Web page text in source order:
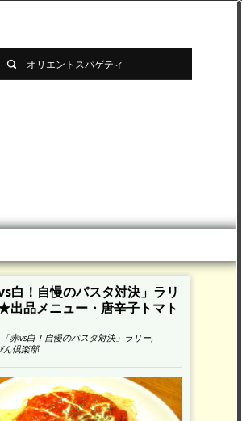
白！自慢のパスタ対決」ラリ
品メニュー・唐辛子トマト
「赤vs白！自慢のパスタ対決」ラリー,
ん倶楽部